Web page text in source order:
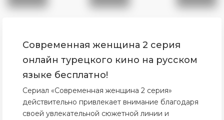
Современная женщина 2 серия
онлайн турецкого кино на русском
языке бесплатно!
Сериал «Современная женщина 2 серия»
действительно привлекает внимание благодаря
своей увлекательной сюжетной линии и